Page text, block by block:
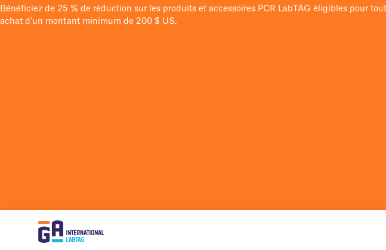
Bénéficiez de 25 % de réduction sur les produits et accessoires PCR LabTAG éligibles pour tout
achat d'un montant minimum de 200 $ US.